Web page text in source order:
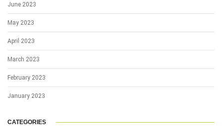
June 2023
May 2023
April 2023
March 2023
February 2023
January 2023
CATEGORIES